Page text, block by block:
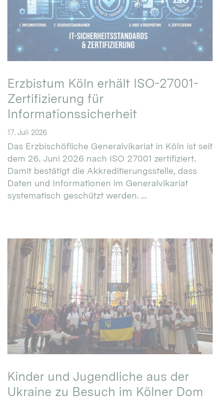
Erzbistum Köln erhält ISO-27001-
Zertifizierung für
Informationssicherheit
17. Juli 2026
Das Erzbischöfliche Generalvikariat in Köln ist seit
dem 26. Juni 2026 nach ISO 27001 zertifiziert.
Damit bestätigt die Akkreditierungsstelle, dass
Daten und Informationen im Generalvikariat
systematisch geschützt werden. ...
Kinder und Jugendliche aus der
Ukraine zu Besuch im Kölner Dom